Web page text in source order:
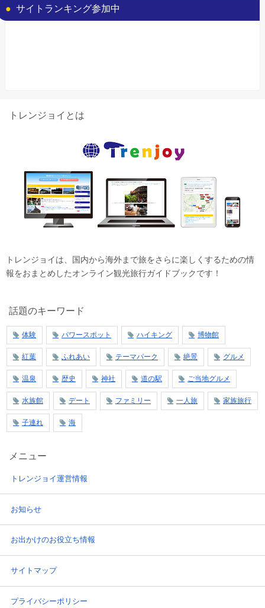
サイトランキング参加中
トレンジョイとは
トレンジョイは、国内から海外まで旅をさらに楽しくするための情
報をおまとめしたオンライン観光旅行ガイドブックです！
話題のキーワード
体験 パワースポット ハイキング 博物館
紅葉 ふれあい テーマパーク 絶景 グルメ
温泉 歴史 神社 道の駅 ご当地グルメ
水族館 デート ファミリー 一人旅 家族旅行
子連れ 海
メニュー
トレンジョイ運営情報
お知らせ
お出かけのお役立ち情報
サイトマップ
プライバシーポリシー